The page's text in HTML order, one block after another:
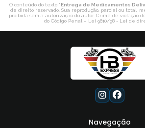
O conteúdo do texto "Entrega de Medicamentos
de direito reservado. Sua reprodução, parcial ou total,
proibida sem a autorização do autor. Crime de violação
do Código Penal – Lei 9610/98 - Lei de
Navegação